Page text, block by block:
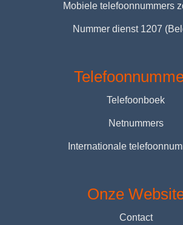
Mobiele telefoonnummers
Nummer dienst 1207
Telefoonboek
Netnummers
Internationale
Onze
Contact